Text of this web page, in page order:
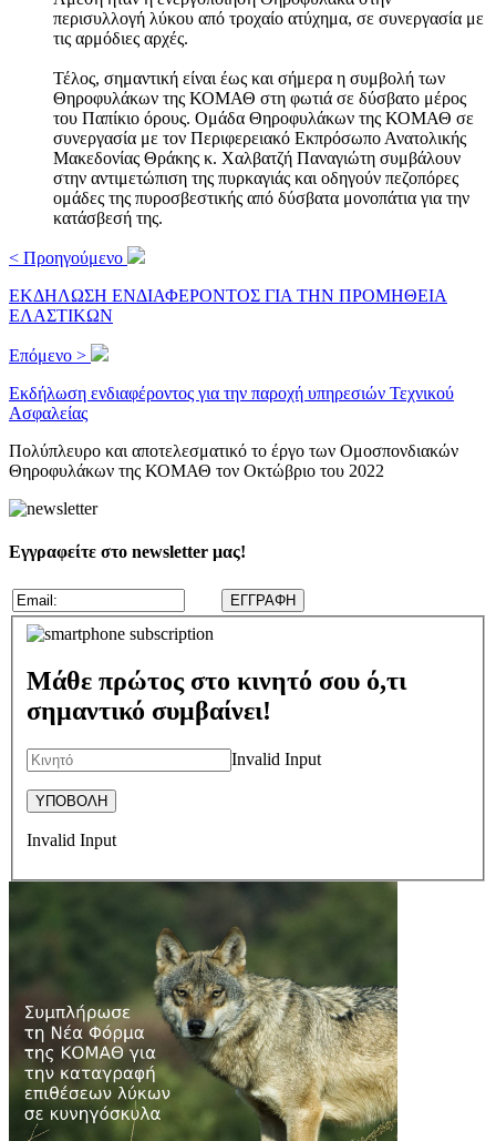
περισυλλογή λύκου από τροχαίο ατύχημα, σε συνεργασία με
τις αρμόδιες αρχές.
Τέλος, σημαντική είναι έως και σήμερα η συμβολή των
Θηροφυλάκων της ΚΟΜΑΘ στη φωτιά σε δύσβατο μέρος
του Παπίκιο όρους. Ομάδα Θηροφυλάκων της ΚΟΜΑΘ σε
συνεργασία με τον Περιφερειακό Εκπρόσωπο Ανατολικής
Μακεδονίας Θράκης κ. Χαλβατζή Παναγιώτη συμβάλουν
στην αντιμετώπιση της πυρκαγιάς και οδηγούν πεζοπόρες
ομάδες της πυροσβεστικής από δύσβατα μονοπάτια για την
κατάσβεσή της.
< Προηγούμενο
ΕΚΔΗΛΩΣΗ ΕΝΔΙΑΦΕΡΟΝΤΟΣ ΓΙΑ ΤΗΝ ΠΡΟΜΗΘΕΙΑ
ΕΛΑΣΤΙΚΩΝ
Επόμενο >
Εκδήλωση ενδιαφέροντος για την παροχή υπηρεσιών Τεχνικού
Ασφαλείας
Πολύπλευρο και αποτελεσματικό το έργο των Ομοσπονδιακών
Θηροφυλάκων της ΚΟΜΑΘ τον Οκτώβριο του 2022
Εγγραφείτε στο newsletter μας!
Μάθε πρώτος στο κινητό σου ό,τι
σημαντικό συμβαίνει!
Invalid Input
Invalid Input